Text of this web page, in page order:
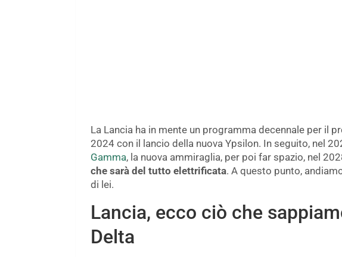
La Lancia ha in mente un programma decennale per il
2024 con il lancio della nuova Ypsilon. In seguito, nel
Gamma, la nuova ammiraglia, per poi far spazio, nel
che sarà del tutto elettrificata. A questo punto,
di lei.
Lancia, ecco ciò che
Delta